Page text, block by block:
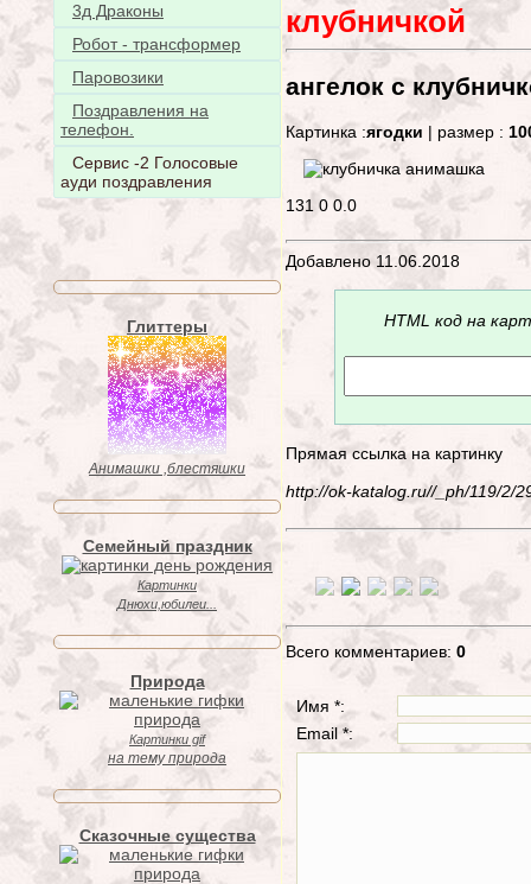
3д Драконы
Робот - трансформер
Паровозики
Поздравления на
телефон.
Сервис -2 Голосовые
ауди поздравления
Глиттеры
Анимашки ,блестяшки
Семейный праздник
Картинки
Днюхи,юбилеи...
Природа
Картинки gif
на тему природа
Сказочные существа
клубничкой
ангелок с
Картинка :ягодки | размер :
131 0 0.0
Добавлено 11.06.2018
HTML код на
Прямая ссылка на картинку
http://ok-katalog.ru//_ph/119/2/
Всего комментариев: 0
Имя *:
Email *: